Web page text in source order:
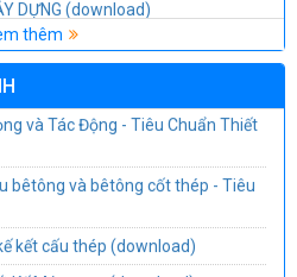
của Chính phủ: Quy định chi tiết
lượng, thi công xây dựng và
Sửa đổi, bổ sung thông tư số
2016 Của bộ quản lý chất lượng
của Chính phủ Quy định chi tiết
Đầu tư công
thêm
và Tác Động - Tiêu Chuẩn Thiết
bêtông và bêtông cốt thép - Tiêu
kết cấu thép(download)
Kế Móng cọc (download)